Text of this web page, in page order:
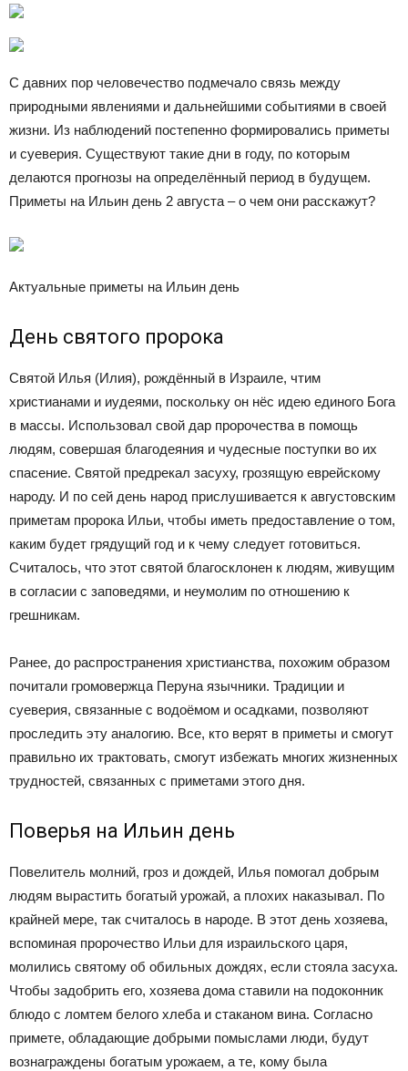
С давних пор человечество подмечало связь между
природными явлениями и дальнейшими событиями в своей
жизни. Из наблюдений постепенно формировались приметы
и суеверия. Существуют такие дни в году, по которым
делаются прогнозы на определённый период в будущем.
Приметы на Ильин день 2 августа – о чем они расскажут?
Актуальные приметы на Ильин день
День святого пророка
Святой Илья (Илия), рождённый в Израиле, чтим
христианами и иудеями, поскольку он нёс идею единого Бога
в массы. Использовал свой дар пророчества в помощь
людям, совершая благодеяния и чудесные поступки во их
спасение. Святой предрекал засуху, грозящую еврейскому
народу. И по сей день народ прислушивается к августовским
приметам пророка Ильи, чтобы иметь предоставление о том,
каким будет грядущий год и к чему следует готовиться.
Считалось, что этот святой благосклонен к людям, живущим
в согласии с заповедями, и неумолим по отношению к
грешникам.
Ранее, до распространения христианства, похожим образом
почитали громовержца Перуна язычники. Традиции и
суеверия, связанные с водоёмом и осадками, позволяют
проследить эту аналогию. Все, кто верят в приметы и смогут
правильно их трактовать, смогут избежать многих жизненных
трудностей, связанных с приметами этого дня.
Поверья на Ильин день
Повелитель молний, гроз и дождей, Илья помогал добрым
людям вырастить богатый урожай, а плохих наказывал. По
крайней мере, так считалось в народе. В этот день хозяева,
вспоминая пророчество Ильи для израильского царя,
молились святому об обильных дождях, если стояла засуха.
Чтобы задобрить его, хозяева дома ставили на подоконник
блюдо с ломтем белого хлеба и стаканом вина. Согласно
примете, обладающие добрыми помыслами люди, будут
вознаграждены богатым урожаем, а те, кому была